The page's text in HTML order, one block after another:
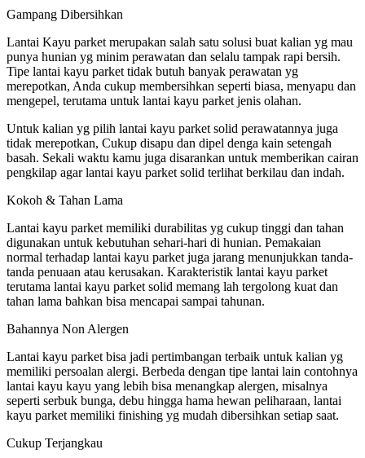
Gampang Dibersihkan
Lantai Kayu parket merupakan salah satu solusi buat kalian yg mau
punya hunian yg minim perawatan dan selalu tampak rapi bersih.
Tipe lantai kayu parket tidak butuh banyak perawatan yg
merepotkan, Anda cukup membersihkan seperti biasa, menyapu dan
mengepel, terutama untuk lantai kayu parket jenis olahan.
Untuk kalian yg pilih lantai kayu parket solid perawatannya juga
tidak merepotkan, Cukup disapu dan dipel denga kain setengah
basah. Sekali waktu kamu juga disarankan untuk memberikan cairan
pengkilap agar lantai kayu parket solid terlihat berkilau dan indah.
Kokoh & Tahan Lama
Lantai kayu parket memiliki durabilitas yg cukup tinggi dan tahan
digunakan untuk kebutuhan sehari-hari di hunian. Pemakaian
normal terhadap lantai kayu parket juga jarang menunjukkan tanda-
tanda penuaan atau kerusakan. Karakteristik lantai kayu parket
terutama lantai kayu parket solid memang lah tergolong kuat dan
tahan lama bahkan bisa mencapai sampai tahunan.
Bahannya Non Alergen
Lantai kayu parket bisa jadi pertimbangan terbaik untuk kalian yg
memiliki persoalan alergi. Berbeda dengan tipe lantai lain contohnya
lantai kayu kayu yang lebih bisa menangkap alergen, misalnya
seperti serbuk bunga, debu hingga hama hewan peliharaan, lantai
kayu parket memiliki finishing yg mudah dibersihkan setiap saat.
Cukup Terjangkau